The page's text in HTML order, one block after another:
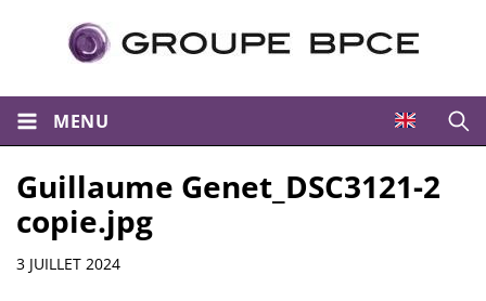
MENU
Guillaume Genet_DSC3121-2
copie.jpg
Informations
3 JUILLET 2024